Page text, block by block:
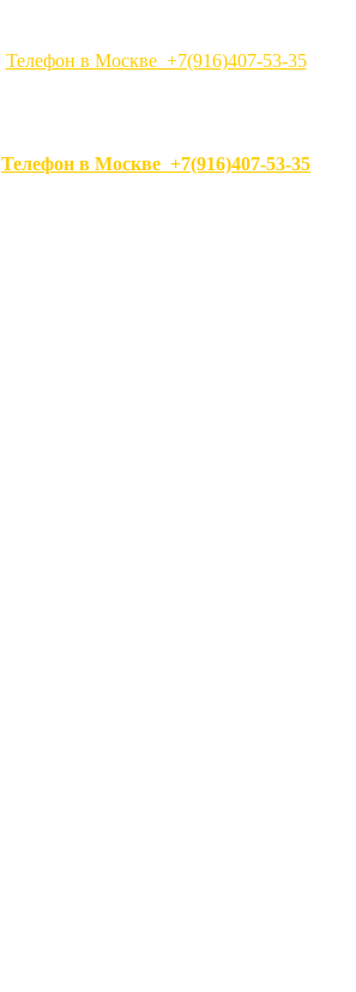
Телефон в Москве +7(916)407-53-35
Телефон в Москве +7(916)407-53-35